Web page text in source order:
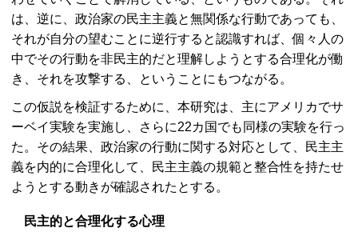
は、逆に、政治家の民主主義と無関係な行動であっても、
それが自分の望むことに逆行すると認識すれば、個々人の
中でその行動を非民主的だと理解しようとする合理化が働
き、それを攻撃する、ということにもつながる。
この仮説を検証するために、本研究は、主にアメリカでサ
ーベイ実験を実施し、さらに22カ国でも同様の実験を行っ
た。その結果、政治家の行動に関する対応として、民主主
義を内的に合理化して、民主主義の規範と整合性を持たせ
ようとする動きが確認されたとする。
民主的と合理化する心理